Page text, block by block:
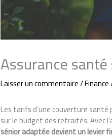
Assurance
Laisser un commentaire/Finance
Les tarifs d’une couverture
sur le budget des retraités. Avec
sénior adaptée devient un levier